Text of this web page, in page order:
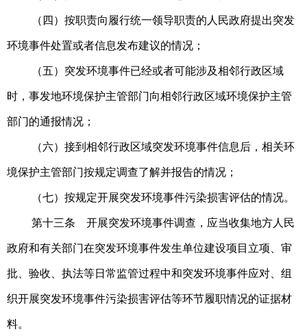
（四）按职责向履行统一领导职责的人民政府提出突发
环境事件处置或者信息发布建议的情况；
（五）突发环境事件已经或者可能涉及相邻行政区域
时，事发地环境保护主管部门向相邻行政区域环境保护主管
部门的通报情况；
（六）接到相邻行政区域突发环境事件信息后，相关环
境保护主管部门按规定调查了解并报告的情况；
（七）按规定开展突发环境事件污染损害评估的情况。
第十三条 开展突发环境事件调查，应当收集地方人民
政府和有关部门在突发环境事件发生单位建设项目立项、审
批、验收、执法等日常监管过程中和突发环境事件应对、组
织开展突发环境事件污染损害评估等环节履职情况的证据材
料。